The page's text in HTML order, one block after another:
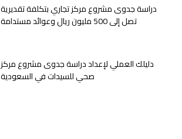
دراسة جدوى مشروع مركز تجاري بتكلفة تقديرية
تصل إلى 500 مليون ريال وعوائد مستدامة
دليلك العملي لإعداد دراسة جدوى مشروع مركز
صحي للسيدات في السعودية